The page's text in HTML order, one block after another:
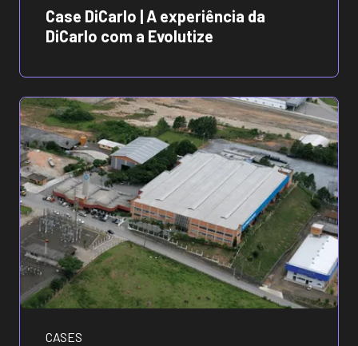
Case DiCarlo | A experiência da
DiCarlo com a Evolutize
CASES